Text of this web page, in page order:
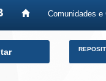
Comunidades e